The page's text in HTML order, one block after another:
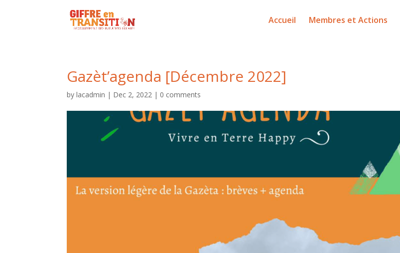
Accueil Membres et Actions
Gazèt’agenda [Décembre 2022]
bylacadmin | Dec 2, 2022 | 0 comments